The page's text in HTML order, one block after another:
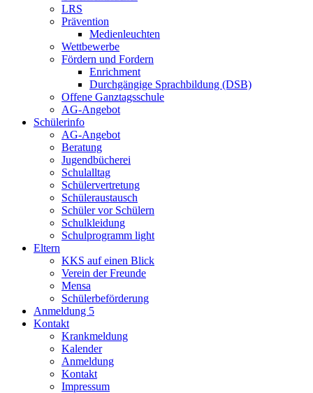
LRS
Prävention
Medienleuchten
Wettbewerbe
Fördern und Fordern
Enrichment
Durchgängige Sprachbildung (DSB)
Offene Ganztagsschule
AG-Angebot
Schülerinfo
AG-Angebot
Beratung
Jugendbücherei
Schulalltag
Schülervertretung
Schüleraustausch
Schüler vor Schülern
Schulkleidung
Schulprogramm light
Eltern
KKS auf einen Blick
Verein der Freunde
Mensa
Schülerbeförderung
Anmeldung 5
Kontakt
Krankmeldung
Kalender
Anmeldung
Kontakt
Impressum